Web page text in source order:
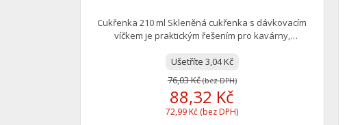
Cukřenka 210 ml Skleněná cukřenka s dávkovacím
víčkem je praktickým řešením pro kavárny,
Ušetříte 3,04 Kč
76,03 Kč(bez DPH)
88,32 Kč
72,99 Kč (bez DPH)